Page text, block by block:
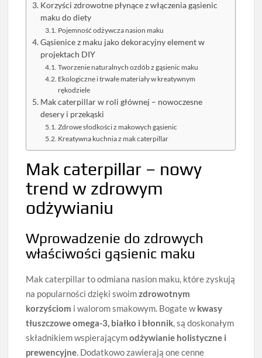
Korzyści zdrowotne płynące z włączenia gąsienic
maku do diety
Pojemność odżywcza nasion maku
Gąsienice z maku jako dekoracyjny element w
projektach DIY
Tworzenie naturalnych ozdób z gąsienic maku
Ekologiczne i trwałe materiały w kreatywnym
rękodziele
Mak caterpillar w roli głównej – nowoczesne
desery i przekąski
Zdrowe słodkości z makowych gąsienic
Kreatywna kuchnia z mak caterpillar
Mak caterpillar – nowy
trend w zdrowym
odżywianiu
Wprowadzenie do zdrowych
właściwości gąsienic maku
Mak caterpillar to odmiana nasion maku, które zyskują
na popularności dzięki swoimzdrowotnym
korzyściom i walorom smakowym. Bogate wkwasy
tłuszczowe omega-3, białko i błonnik, są doskonałym
składnikiem wspierającymodżywianie holistyczne i
prewencyjne. Dodatkowo zawierają one cenne